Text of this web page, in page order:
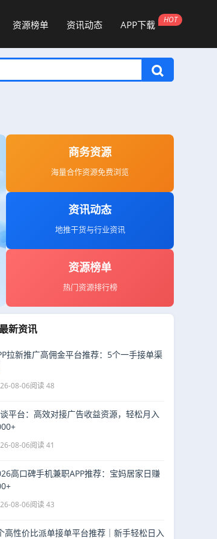
资源榜单 资讯动态 APP下载
商务资源
海量合作资源免费浏览
资讯动态
地推干货与行业资讯
资源榜单
热门资源排行榜
新资讯
拉新推广高佣金平台推荐：5个一手接单渠
08-06阅读 48
平台：高效对接广告收益资源，轻松月入
08-06阅读 41
高口碑手机兼职APP推荐：宝妈居家日赚
08-06阅读 43
高性价比派单接单平台推荐｜新手轻松日入